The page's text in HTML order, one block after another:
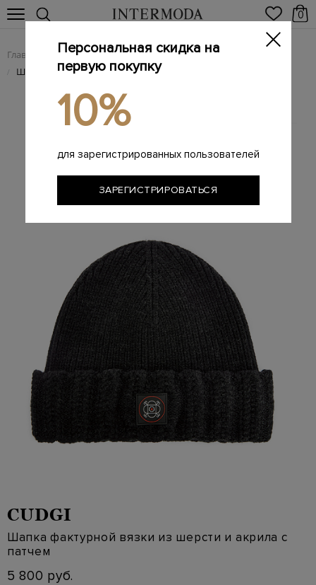
0
Главная Мужчинам / Аксессуары / Головные уборы
/ Шапка фактурной вязки из шерсти и акрила с патчем
CUDGI
Шапка фактурной вязки из шерсти и акрила с
патчем
5 800 руб.
Персональная скидка на
первую покупку
10%
для зарегистрированных пользователей
ЗАРЕГИСТРИРОВАТЬСЯ